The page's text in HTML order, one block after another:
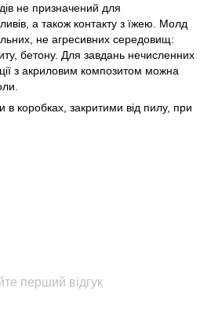
не призначений для
а також контакту з їжею. Молд
не агресивних середовищ:
бетону. Для завдань нечисленних
з акриловим композитом можна
в коробках, закритими від пилу, при
перший відгук